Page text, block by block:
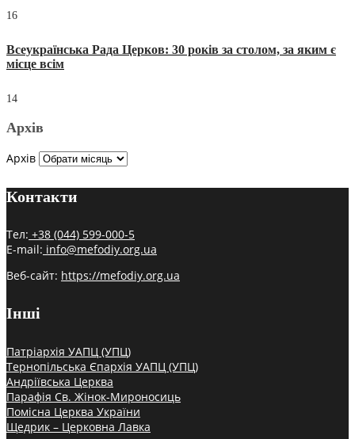
16
Всеукраїнська Рада Церков: 30 років за столом, за яким є
місце всім
14
Архів
Архів
Контакти
Тел: +38 (044) 599-000-5
E-mail: info@mefodiy.org.ua
Веб-сайт: https://mefodiy.org.ua
Інші
Патріархія УАПЦ (УПЦ)
Тернопільська Єпархія УАПЦ (УПЦ)
Андріївська Церква
Парафія Св. Жінок-Мироносиць
Помісна Церква України
Щедрик – Церковна Лавка